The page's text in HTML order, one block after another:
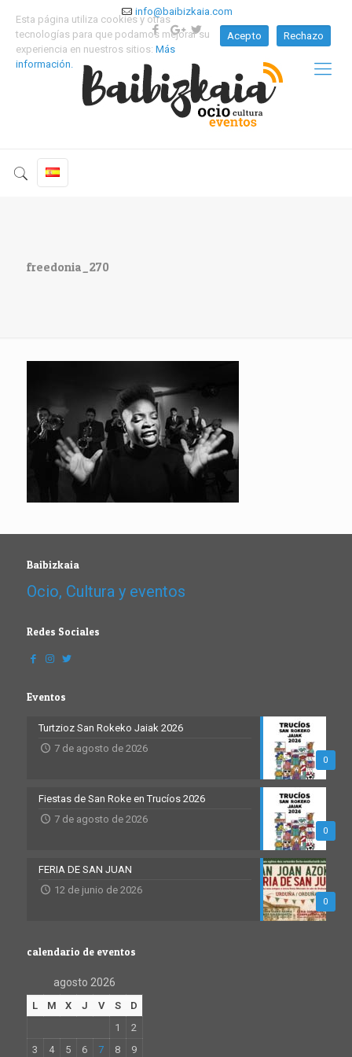
info@baibizkaia.com
freedonia_270
Baibizkaia
Ocio, Cultura y eventos
Redes Sociales
Eventos
0
Turtzioz San Rokeko Jaiak 2026
7 de agosto de 2026
0
Fiestas de San Roke en Trucíos 2026
7 de agosto de 2026
0
FERIA DE SAN JUAN
12 de junio de 2026
calendario de eventos
agosto 2026
L M X J V S
D
1
2
3
4 5 6 7 8 9
Esta página utiliza cookies y otras
tecnologías para que podamos mejorar su
experiencia en nuestros sitios: Más
información.
Acepto Rechazo